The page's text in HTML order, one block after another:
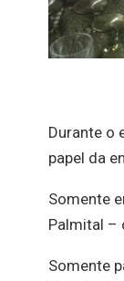
Durante o
papel da
Somente
Palmital –
Somente